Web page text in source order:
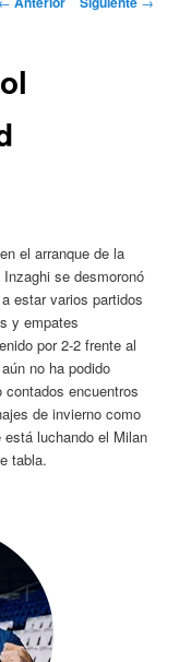
el arranque de la
se desmoronó
estar varios partidos
y empates
por 2-2 frente al
no ha podido
contados encuentros
de invierno como
luchando el Milan
tabla.